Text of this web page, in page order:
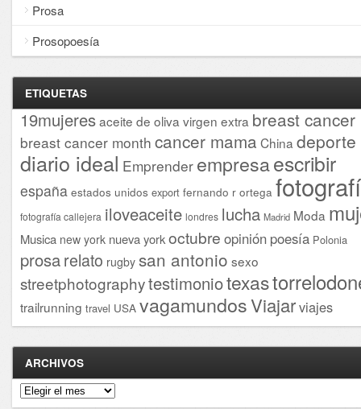
Prosa
Prosopoesía
ETIQUETAS
19mujeresaceite de oliva virgen extra breast cancer
breast cancer month cancer mama China deporte
diario ideal Emprender empresaescribir
españa estados unidos export fernando r ortega
fotografía callejera iloveaceite londres lucha Madrid Moda
Musica new york nueva yorkoctubre opinión poesía Polonia
prosarelato rugby san antonio sexo
streetphotographytestimoniotexas
trailrunning travel USA vagamundosViajarviajes
ARCHIVOS
Archivos